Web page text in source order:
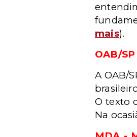
mais).
OAB/
A OAB/
O texto
Na